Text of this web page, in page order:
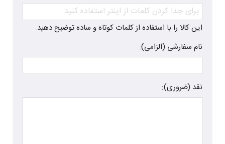
این کالا را با استفاده از کلمات کوتاه و ساده توضیح دهید.
نام سفارشی (الزامی):
نقد (ضروری):